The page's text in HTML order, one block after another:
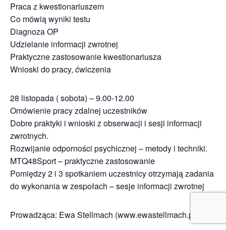
Praca z kwestionariuszem
Co mówią wyniki testu
Diagnoza OP
Udzielanie informacji zwrotnej
Praktyczne zastosowanie kwestionariusza
Wnioski do pracy, ćwiczenia
28 listopada ( sobota) – 9.00-12.00
Omówienie pracy zdalnej uczestników
Dobre praktyki i wnioski z obserwacji i sesji informacji
zwrotnych.
Rozwijanie odporności psychicznej – metody i techniki.
MTQ48Sport – praktyczne zastosowanie
Pomiędzy 2 i 3 spotkaniem uczestnicy otrzymają zadania
do wykonania w zespołach – sesje informacji zwrotnej
Prowadząca: Ewa Stellmach (www.ewastellmach.pl)